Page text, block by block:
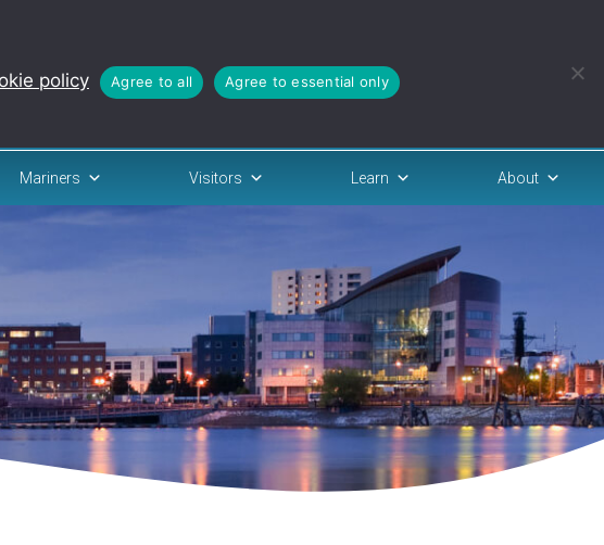
policy Agree to all Agree to essential only
Mariners Visitors Learn About